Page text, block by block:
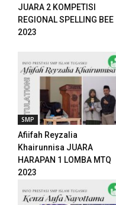
JUARA 2 KOMPETISI
REGIONAL SPELLING BEE
2023
SMP
Afiifah Reyzalia
Khairunnisa JUARA
HARAPAN 1 LOMBA MTQ
2023